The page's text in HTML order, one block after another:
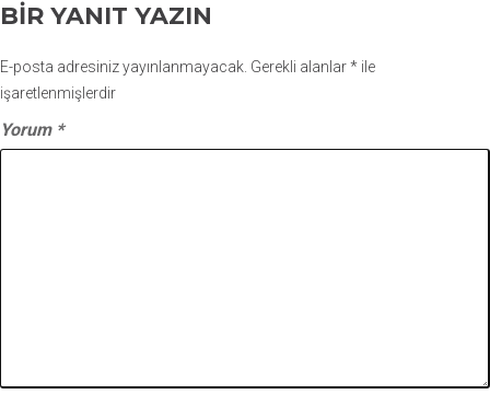
BIR YANIT YAZIN
E-posta adresiniz yayınlanmayacak. Gerekli alanlar* ile
işaretlenmişlerdir
Yorum *